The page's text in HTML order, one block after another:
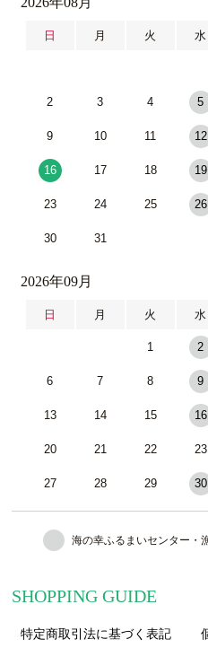
日 月 火 水
2 3 4 5
9 10 11 12
16 17 18 19
23 24 25 26
30 31
2026年09月
日 月 火 水
1 2
6 7 8 9
13 14 15 16
20 21 22 23
27 28 29 30
海の幸ふるまいセンター・
SHOPPING GUIDE
特定商取引法に基づく表記